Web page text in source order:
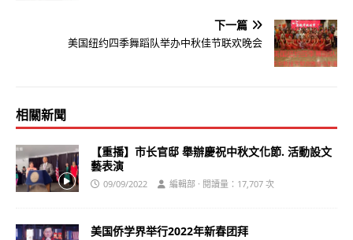
下一篇
美国纽约四季舞蹈队举办中秋佳节联欢晚会
相關新聞
【重播】市长官邸 舉辦慶祝中秋文化節. 活動設文
藝表演
09/09/2022 編輯部 · 閱讀量：17,707 次
美国侨学界举行2022年新春团拜